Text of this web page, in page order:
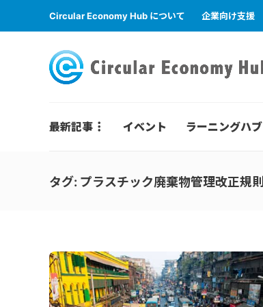
Circular Economy Hub について 企業向け支援
最新記事 イベント ラーニングハブ
タグ: プラスチック廃棄物管理改正規則